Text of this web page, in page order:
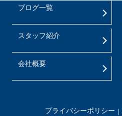
ブログ一覧
スタッフ紹介
会社概要
プライバシーポリシー